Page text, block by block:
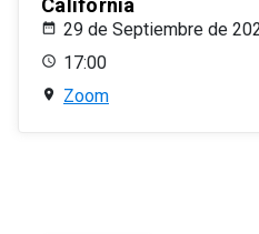
California
29 de Septiembre de
17:00
Zoom